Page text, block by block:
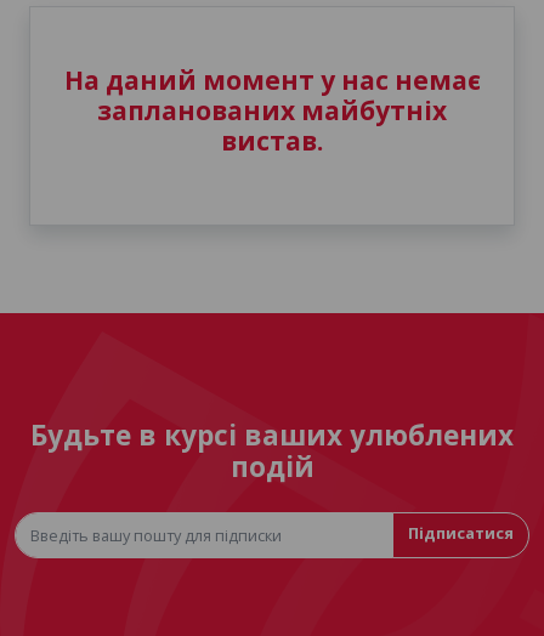
На даний момент у нас немає
запланованих майбутніх
вистав.
Будьте в курсі ваших улюблених
подій
Підписатися